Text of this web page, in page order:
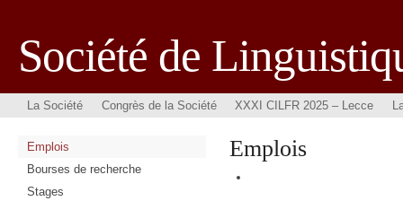
Société de
La Société Congrès de la Société XXXI CILFR 2025 – Lecce
Emplois
Bourses de recherche
Stages
Emplois